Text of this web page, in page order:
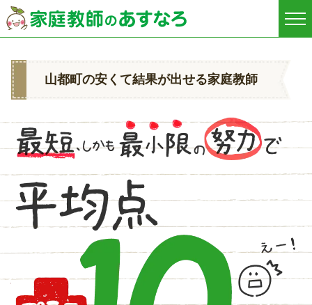
山都町の安くて結果が出せる家庭教師